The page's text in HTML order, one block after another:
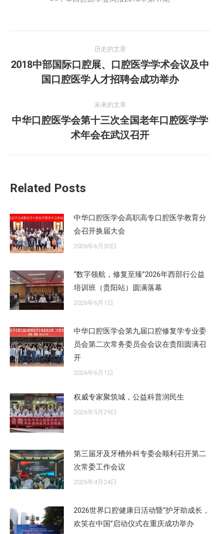
章
历史的文章
历
史
文
章：
2018中部国际口腔展、口腔医学学术会议及中
国口腔医学人才招聘会成功举办
未来的文章
未
来
的
中华口腔医学会第十三次全国老年口腔医学学
术年会在武汉召开
Related Posts
中华口腔医学会高职高专口腔医学教育分
会召开换届大会
2026年6月30日
“数字领航，修复至臻”2026年西部行公益
培训班（贵阳站）圆满落幕
2026年6月1日
中华口腔医学会第九届口腔修复学专业委
员会第二次常务委员会会议在贵阳圆满召
开
2026年6月1日
权威专家聚筑城，公益科普润民生
2026年5月29日
第三届牙及牙槽外科专委会顺利召开第二
次常委工作会议
2026年4月24日
2026世界口腔健康日活动暨“护牙助成长，
欢笑在中国”启动仪式在重庆成功举办